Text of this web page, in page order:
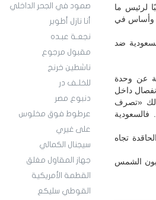
صمود في الجحر الداخلي
أنا نازل أطوبر
نجعـة عبـده
مقبول مرجوع
ناشطين خرنج
للخلـف در
دنبوع مصر
عرطوط فوق مخلوس
على غيري
سيجنال الكمالي
جهاز المقاول مغلق
القطمة الأمريكية
القوطي سليكع
لرئيس ما
وأساس في
ضد
عن وحدة
داخل
ذلك «تصرف
تجاه
الشمس